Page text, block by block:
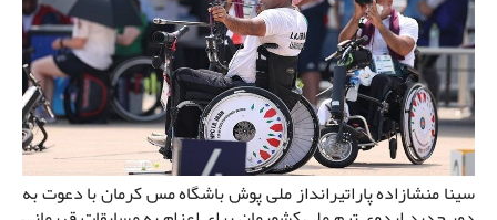
سینا منشازاده پاراتیرانداز ملی پوش باشگاه مس کرمان با دعوت به